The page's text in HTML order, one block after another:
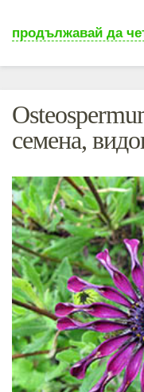
продължавай да
семена,